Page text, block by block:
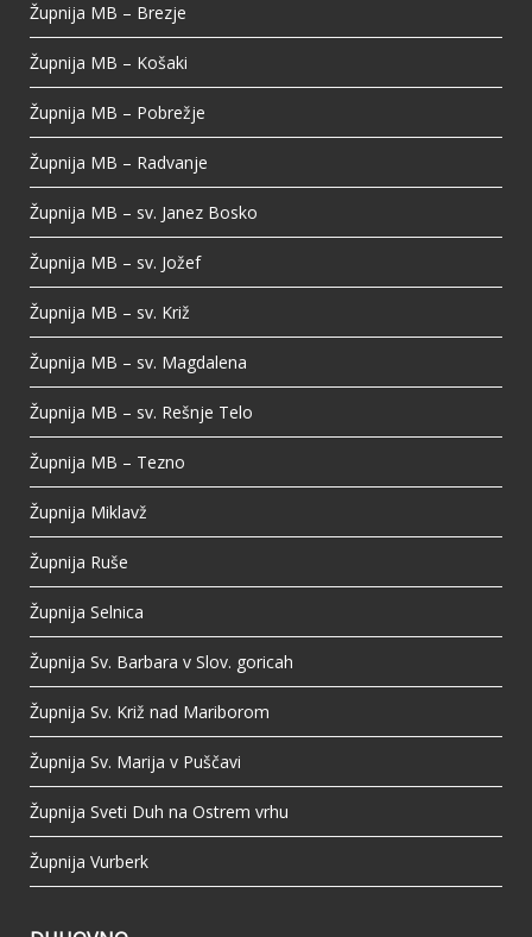
Župnija MB – Brezje
Župnija MB – Košaki
Župnija MB – Pobrežje
Župnija MB – Radvanje
Župnija MB – sv. Janez Bosko
Župnija MB – sv. Jožef
Župnija MB – sv. Križ
Župnija MB – sv. Magdalena
Župnija MB – sv. Rešnje Telo
Župnija MB – Tezno
Župnija Miklavž
Župnija Ruše
Župnija Selnica
Župnija Sv. Barbara v Slov. goricah
Župnija Sv. Križ nad Mariborom
Župnija Sv. Marija v Puščavi
Župnija Sveti Duh na Ostrem vrhu
Župnija Vurberk